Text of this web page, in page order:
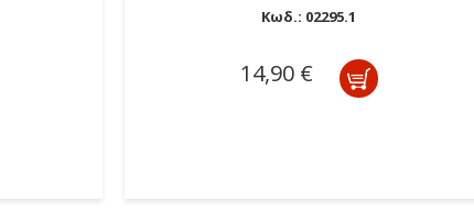
Κωδ.: 02295.1
14,90 €